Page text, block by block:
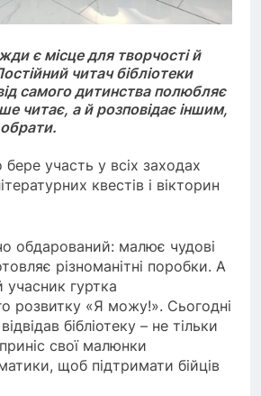
є місце для творчості й
читач бібліотеки
самого дитинства полюбляє
читає, а й розповідає іншим,
участь у всіх заходах
квестів і вікторин
обдарований: малює чудові
різноманітні поробки. А
учасник гуртка
розвитку «Я можу!». Сьогодні
бібліотеку – не тільки
свої малюнки
щоб підтримати бійців